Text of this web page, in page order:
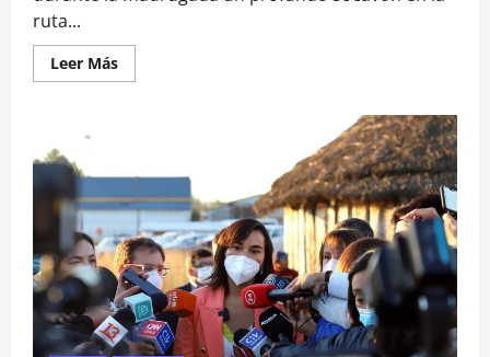
ruta...
Leer MásLeer
más
Coltauco
mantiene
aisladas
a
1.500
personas:
Se
trabaja
en
el
sector